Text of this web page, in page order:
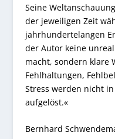
Seine
der jeweiligen Zeit
jahrhundertelangen
der Autor keine
macht, sondern klare
Fehlhaltungen,
Stress werden nicht
aufgelöst.«
Bernhard